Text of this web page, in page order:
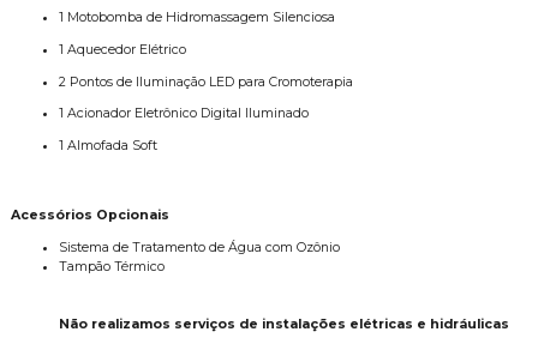
1 Motobomba de Hidromassagem Silenciosa
1 Aquecedor Elétrico
2 Pontos de Iluminação LED para Cromoterapia
1 Acionador Eletrônico Digital Iluminado
1 Almofada Soft
Acessórios Opcionais
Sistema de Tratamento de Água com Ozônio
Tampão Térmico
Não realizamos serviços de instalações elétricas e hidráulicas